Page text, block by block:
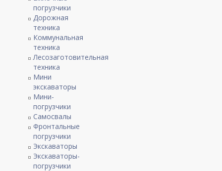
погрузчики
Дорожная
техника
Коммунальная
техника
Лесозаготовительная
техника
Мини
экскаваторы
Мини-
погрузчики
Самосвалы
Фронтальные
погрузчики
Экскаваторы
Экскаваторы-
погрузчики